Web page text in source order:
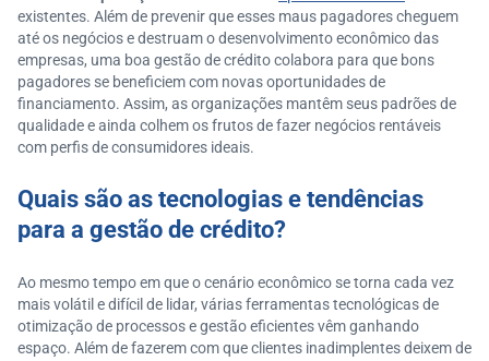
existentes. Além de prevenir que esses maus pagadores cheguem
até os negócios e destruam o desenvolvimento econômico das
empresas, uma boa gestão de crédito colabora para que bons
pagadores se beneficiem com novas oportunidades de
financiamento. Assim, as organizações mantêm seus padrões de
qualidade e ainda colhem os frutos de fazer negócios rentáveis
com perfis de consumidores ideais.
Quais são as tecnologias e tendências
para a gestão de crédito?
Ao mesmo tempo em que o cenário econômico se torna cada vez
mais volátil e difícil de lidar, várias ferramentas tecnológicas de
otimização de processos e gestão eficientes vêm ganhando
espaço. Além de fazerem com que clientes inadimplentes deixem de